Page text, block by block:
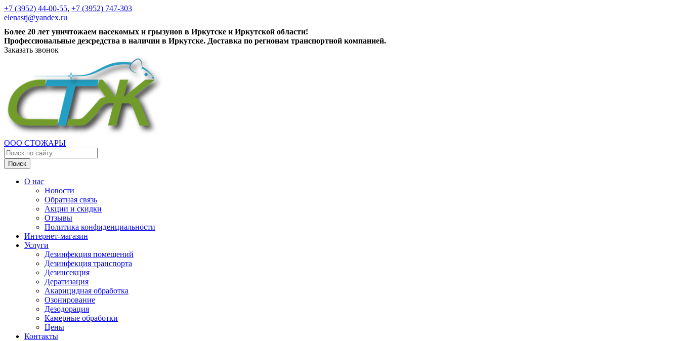
+7 (3952) 44-00-55, +7 (3952) 747-303
elenastj@yandex.ru
Более 20 лет уничтожаем насекомых и грызунов в Иркутске и Иркутской области!
Профессиональные дезсредства в наличии в Иркутске. Доставка по регионам транспортной компанией.
Заказать звонок
ООО СТОЖАРЫ
Поиск
О нас
Новости
Обратная связь
Акции и скидки
Отзывы
Политика конфиденциальности
Интернет-магазин
Услуги
Дезинфекция помещений
Дезинфекция транспорта
Дезинсекция
Дератизация
Акарицидная обработка
Озонирование
Дезодорация
Камерные обработки
Цены
Контакты